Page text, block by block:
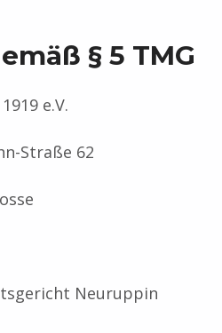
§ 5 TMG
e.V.
Straße 62
Neuruppin